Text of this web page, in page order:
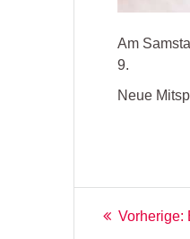
Am
9.
Neue
Vorherige: